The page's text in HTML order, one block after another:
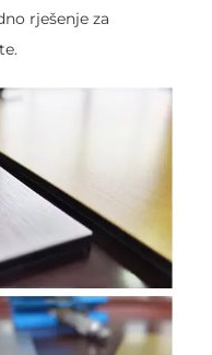
rješenje za